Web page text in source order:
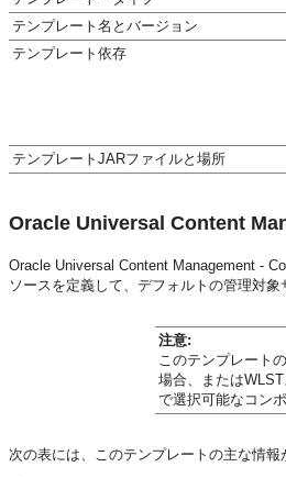
テンプレート名とバージョン
テンプレート依存
テンプレートJARファイルと場所
Oracle Universal Content
Oracle Universal Content Management -
ソースを定義して、デフォルトの管理対象
注意:
このテンプレート
場合、または
で選択可能なコン
次の表には、このテンプレートの主な情報